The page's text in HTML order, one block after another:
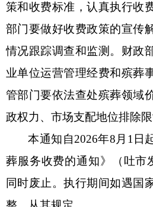
策和收费标准，认真执行收
部门要做好收费政策的宣传
情况跟踪调查和监测。财政
业单位运营管理经费和殡葬
管部门要依法查处殡葬领域
政权力、市场支配地位排除
本通知自2026年8月1日
葬服务收费的通知》（ 吐市
同时废止。执行期间如遇国